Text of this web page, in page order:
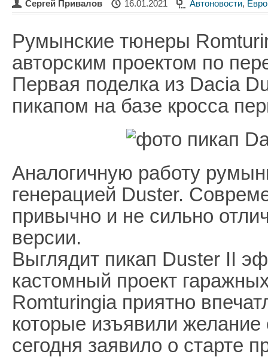
Сергей Привалов 16.01.2021 Автоновости,
Румынские тюнеры
авторским проектом по
Первая поделка из Dacia
пикапом на базе кросса
Аналогичную работу
генерацией Duster.
привычно и не сильно
версии.
Выглядит пикап Duster II
кастомный проект
Romturingia приятно
которые изъявили желание
сегодня заявило о старте